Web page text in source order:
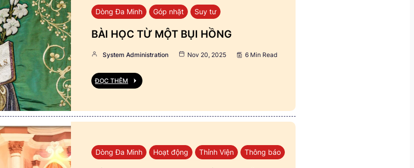
Dòng Đa Minh Góp nhặt Suy tư
BÀI HỌC TỪ MỘT BỤI HỒNG
System Administration Nov 20, 2025 6 Min Read
ĐỌC THÊM
Dòng Đa Minh Hoạt động Thỉnh Viện Thông báo